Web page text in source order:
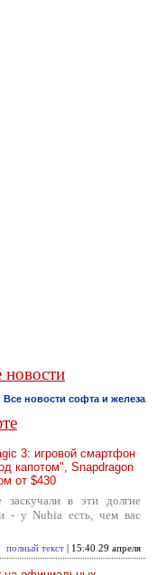
новости
Все новости софта и железа
3: игровой смартфон
капотом", Snapdragon
от $430
в эти долгие
- у Nubia есть, чем вас
полный текст | 15:40 29 апреля